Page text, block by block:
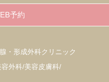
予約
・形成外科クリニック
外科/美容皮膚科/